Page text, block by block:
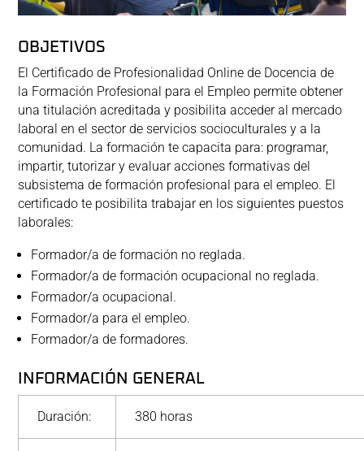
OBJETIVOS
El Certificado de Profesionalidad Online de Docencia de
la Formación Profesional para el Empleo permite obtener
una titulación acreditada y posibilita acceder al mercado
laboral en el sector de servicios socioculturales y a la
comunidad. La formación te capacita para: programar,
impartir, tutorizar y evaluar acciones formativas del
subsistema de formación profesional para el empleo. El
certificado te posibilita trabajar en los siguientes puestos
laborales:
Formador/a de formación no reglada.
Formador/a de formación ocupacional no reglada.
Formador/a ocupacional.
Formador/a para el empleo.
Formador/a de formadores.
INFORMACIÓN GENERAL
Duración: 380 horas